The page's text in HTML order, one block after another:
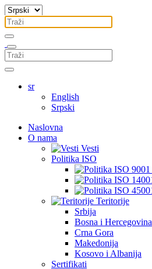
sr
English
Srpski
Naslovna
O nama
Vesti
Politika ISO
Teritorije
Srbija
Bosna i Hercegovina
Crna Gora
Makedonija
Kosovo i Albanija
Sertifikati